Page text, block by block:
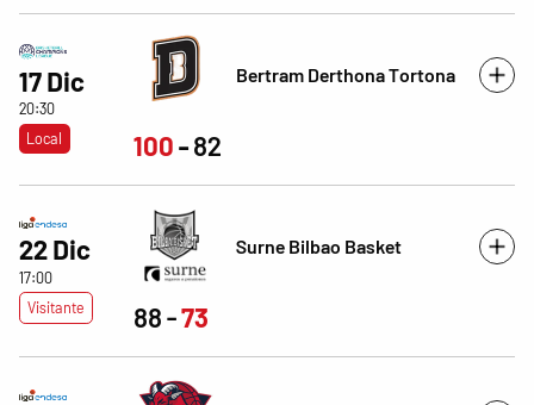
17 Dic
20:30
Local
Bertram Derthona Tortona
100 82
22 Dic
17:00
Visitante
Surne Bilbao Basket
88 73